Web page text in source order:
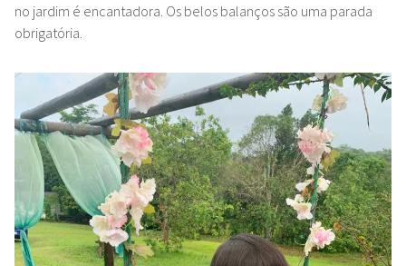
no jardim é encantadora. Os belos balanços são uma parada
obrigatória.